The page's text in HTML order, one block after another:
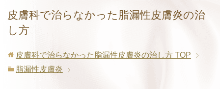
皮膚科で治らなかった脂漏性皮膚炎の治
し方
皮膚科で治らなかった脂漏性皮膚炎の治し方 TOP
脂漏性皮膚炎